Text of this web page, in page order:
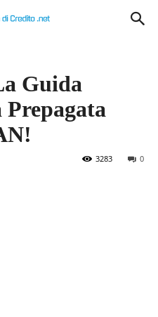
Guida
0
3283